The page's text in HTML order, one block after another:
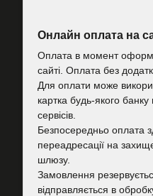
Онлайн оплата на
Оплата в момент
сайті. Оплата без
Для оплати може
картка будь-якого
сервісів.
Безпосередньо оплата
переадресації на
шлюзу.
Замовлення
відправляється в